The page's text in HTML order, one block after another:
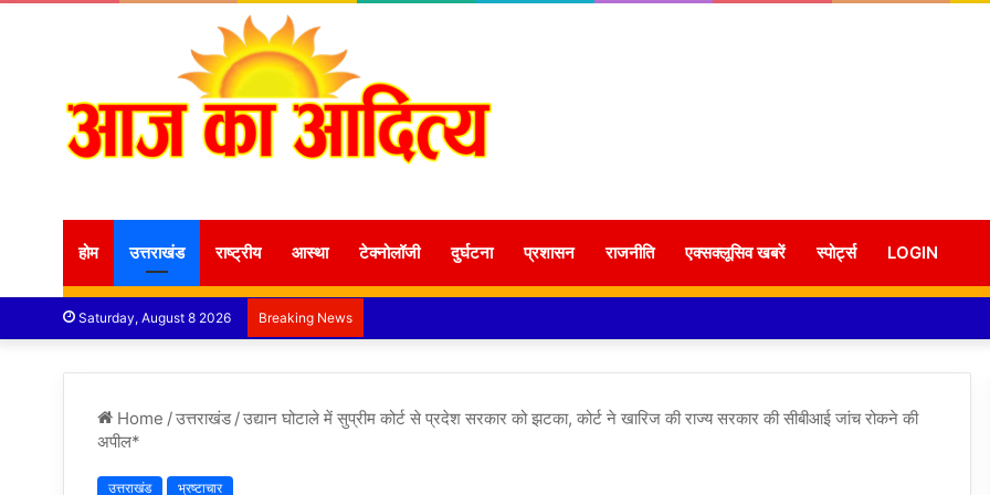
होम उत्तराखंड राष्ट्रीय आस्था टेक्नोलॉजी दुर्घटना प्रशासन राजनीति एक्सक्लूसिव खबरें स्पोर्ट्स LOGIN
Saturday, August 8 2026 Breaking News
Home /उत्तराखंड /उद्यान घोटाले में सुप्रीम कोर्ट से प्रदेश सरकार को झटका, कोर्ट ने खारिज की राज्य सरकार की सीबीआई जांच रोकने की
अपील*
उत्तराखंड भ्रष्टाचार